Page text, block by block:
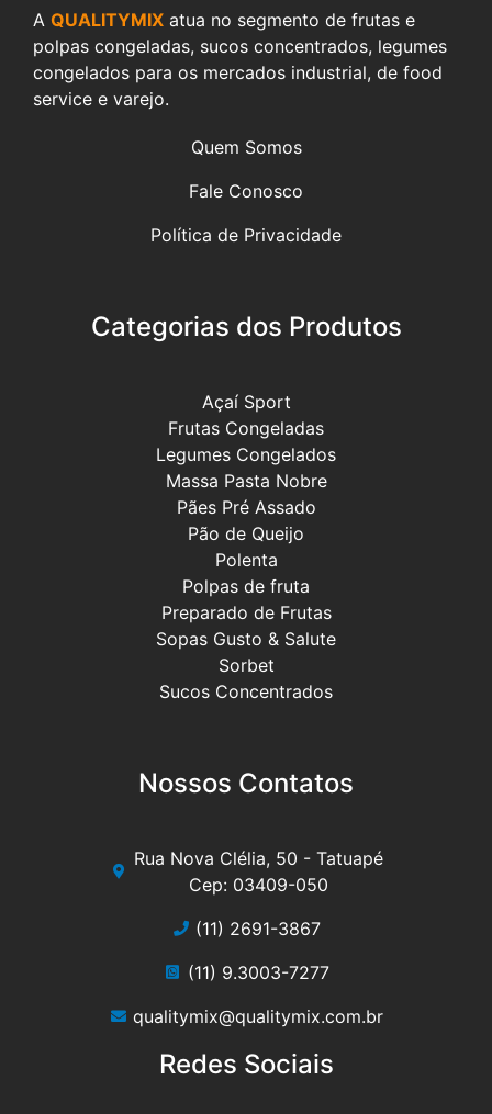
A QUALITYMIX atua no segmento de frutas e
polpas congeladas, sucos concentrados, legumes
congelados para os mercados industrial, de food
service e varejo.
Quem Somos
Fale Conosco
Política de Privacidade
Categorias dos Produtos
Açaí Sport
Frutas Congeladas
Legumes Congelados
Massa Pasta Nobre
Pães Pré Assado
Pão de Queijo
Polenta
Polpas de fruta
Preparado de Frutas
Sopas Gusto & Salute
Sorbet
Sucos Concentrados
Nossos Contatos
Rua Nova Clélia, 50 - Tatuapé
Cep: 03409-050
(11) 2691-3867
(11) 9.3003-7277
qualitymix@qualitymix.com.br
Redes Sociais